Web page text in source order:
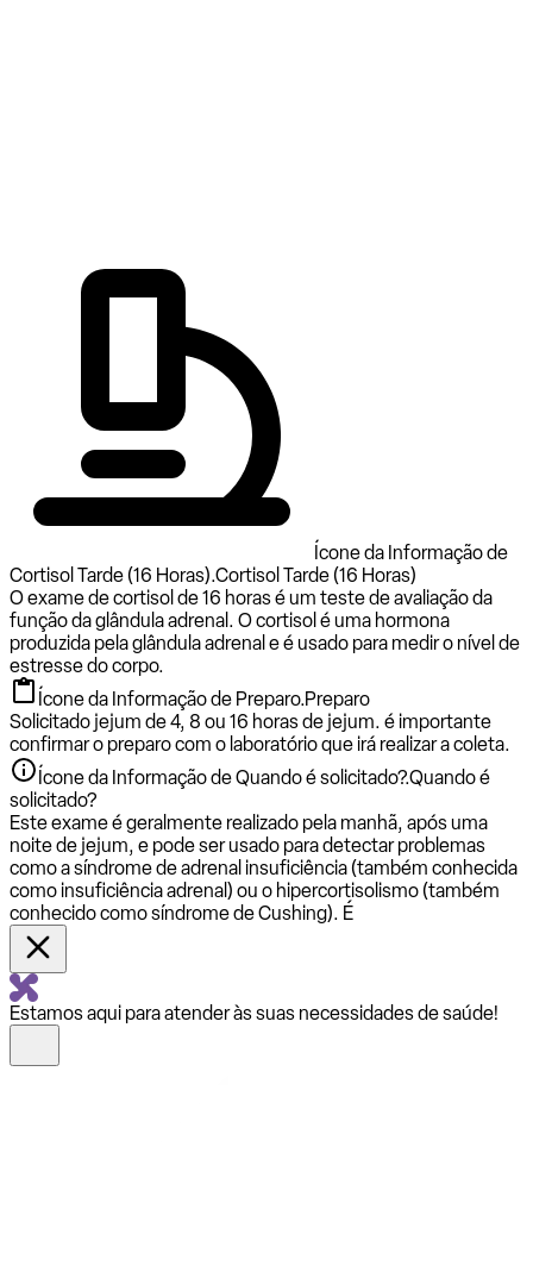
Ícone da Informação de
Cortisol Tarde (16 Horas).Cortisol Tarde (16 Horas)
O exame de cortisol de 16 horas é um teste de avaliação da
função da glândula adrenal. O cortisol é uma hormona
produzida pela glândula adrenal e é usado para medir o nível de
estresse do corpo.
Ícone da Informação de Preparo.Preparo
Solicitado jejum de 4, 8 ou 16 horas de jejum. é importante
confirmar o preparo com o laboratório que irá realizar a coleta.
Ícone da Informação de Quando é solicitado?.Quando é
solicitado?
Este exame é geralmente realizado pela manhã, após uma
noite de jejum, e pode ser usado para detectar problemas
como a síndrome de adrenal insuficiência (também conhecida
como insuficiência adrenal) ou o hipercortisolismo (também
conhecido como síndrome de Cushing). É
Estamos aqui para atender às suas necessidades de saúde!